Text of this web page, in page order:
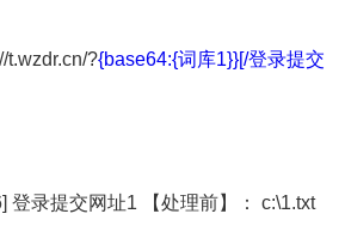
t.wzdr.cn/?{base64:{词库1}}[/登录提交
录提交网址1 【处理前】： c:\1.txt